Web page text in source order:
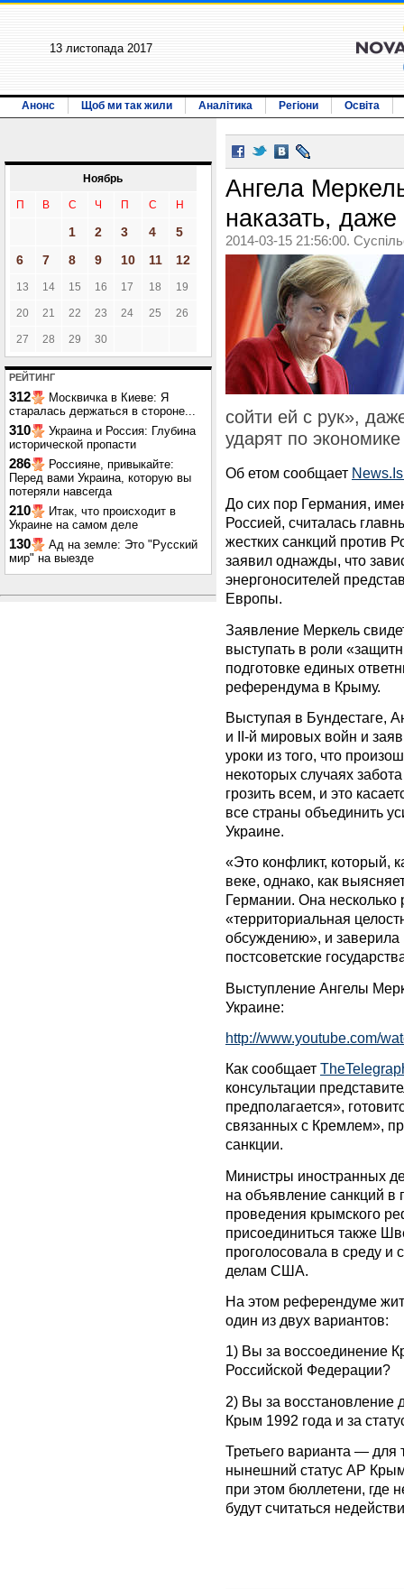
13 листопада 2017
Анонс Щоб ми так жили Аналітика Регіони Освіта
Ноябрь
П В С Ч П С Н
1 2 3 4
5
6
7 8 9 10 11 12
13 14 15 16 17 18 19
20 21 22 23 24 25 26
27 28 29 30
РЕЙТИНГ
312
Москвичка в Киеве: Я
старалась держаться в стороне...
310
Украина и Россия: Глубина
исторической пропасти
286
Россияне, привыкайте:
Перед вами Украина, которую вы
потеряли навсегда
210
Итак, что происходит в
Украине на самом деле
130
Ад на земле: Это "Русский
мир" на выезде
Ангела
наказать,
2014-03-15 21:56:00.
сойти ей с рук»,
ударят по
Об етом сообщает
До сих пор Германия,
Россией, считалась
жестких санкций против
заявил однажды, что
энергоносителей
Европы.
Заявление Меркель
выступать в роли
подготовке единых
референдума в Крыму.
Выступая в Бундестаге,
и II-й мировых войн и
уроки из того, что
некоторых случаях
грозить всем, и это
все страны объединить
Украине.
«Это конфликт, который,
веке, однако, как
Германии. Она несколько
«территориальная
обсуждению», и
постсоветские
Выступление Ангелы
Украине:
http://www.youtube.com/
Как сообщает
консультации
предполагается»,
связанных с Кремлем»,
санкции.
Министры иностранных
на объявление санкций в
проведения крымского
присоединиться также
проголосовала в среду и
делам США.
На этом референдуме
один из двух вариантов:
1) Вы за воссоединение
Российской Федерации?
2) Вы за восстановление
Крым 1992 года и за
Третьего варианта — для
нынешний статус АР
при этом бюллетени, где
будут считаться